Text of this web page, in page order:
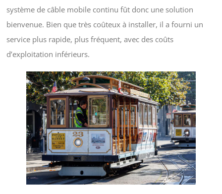
système de câble mobile continu fût donc une solution
bienvenue. Bien que très coûteux à installer, il a fourni un
service plus rapide, plus fréquent, avec des coûts
d’exploitation inférieurs.